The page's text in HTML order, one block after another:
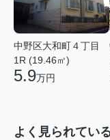
中野区大和町４丁目
1R (19.46㎡)
5.9万円
よく見られてい